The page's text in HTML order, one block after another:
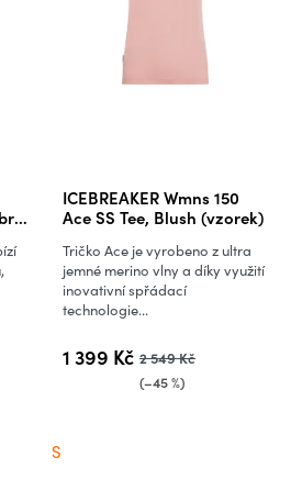
ICEBREAKER Wmns 150
Ace SS Tee, Blush (vzorek)
1 399 Kč 2 549 Kč
(–45 %)
Tričko Ace je vyrobeno z ultra
jemné merino vlny a díky využití
inovativní spřádací
technologie...
S